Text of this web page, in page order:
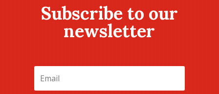
Subscribe to our
newsletter